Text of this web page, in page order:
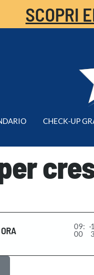
SCOPRI
CHECK-UP
ORA
09:
00
-